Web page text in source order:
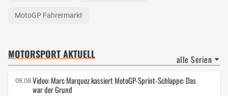
MotoGP Fahrermarkt
alle Serien
MOTORSPORT AKTUELL
Video: Marc Marquez kassiert MotoGP-Sprint-Schlappe: Das
war der Grund
08.08.